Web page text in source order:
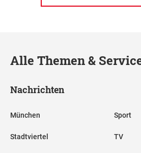
Alle Themen &
Nachrichten
München
Stadtviertel
Sport
TV